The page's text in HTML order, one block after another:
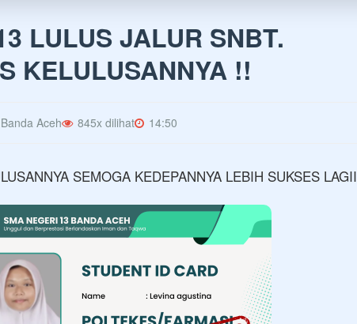
LULUS JALUR SNBT.
KELULUSANNYA !!
Aceh 845x dilihat 14:50
SEMOGA KEDEPANNYA LEBIH SUKSES LAGII